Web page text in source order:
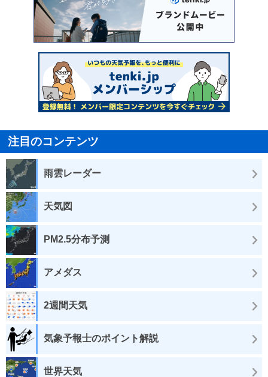
注目のコンテンツ
雨雲レーダー
天気図
PM2.5分布予測
アメダス
2週間天気
気象予報士のポイント解説
世界天気